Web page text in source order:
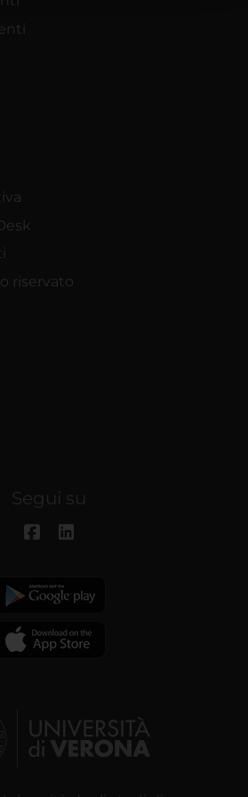
riservato
Segui su